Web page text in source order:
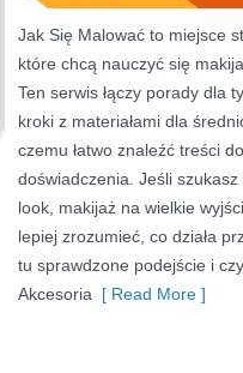
Jak Się Malować to miejsce
które chcą nauczyć się
Ten serwis łączy porady dla
kroki z materiałami dla
czemu łatwo znaleźć treści
doświadczenia. Jeśli
look, makijaż na wielkie
lepiej zrozumieć, co działa
tu sprawdzone podejście i
Akcesoria [ Read More ]